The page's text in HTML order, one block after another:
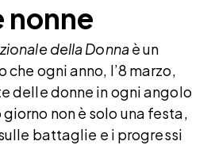
nonne
della Donnaè un
ogni anno, l’8 marzo,
delle donne in ogni angolo
non è solo una festa,
battaglie e i progressi